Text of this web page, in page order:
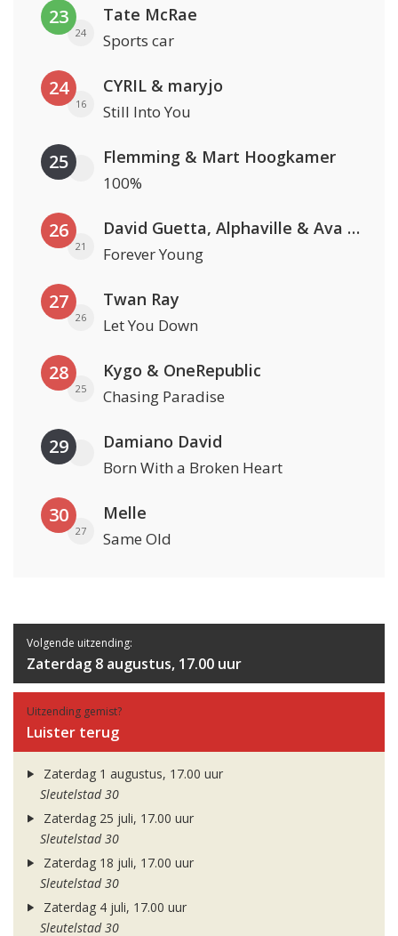
23
24
Tate McRae
Sports car
24
16
CYRIL & maryjo
Still Into You
25 Flemming & Mart Hoogkamer
100%
26
21
David Guetta, Alphaville & Ava Max
Forever Young
27
26
Twan Ray
Let You Down
28
25
Kygo & OneRepublic
Chasing Paradise
29 Damiano David
Born With a Broken Heart
30
27
Melle
Same Old
Volgende uitzending:
Zaterdag 8 augustus, 17.00 uur
Uitzending gemist?
Luister terug
Zaterdag 1 augustus, 17.00 uur
Sleutelstad 30
Zaterdag 25 juli, 17.00 uur
Sleutelstad 30
Zaterdag 18 juli, 17.00 uur
Sleutelstad 30
Zaterdag 4 juli, 17.00 uur
Sleutelstad 30